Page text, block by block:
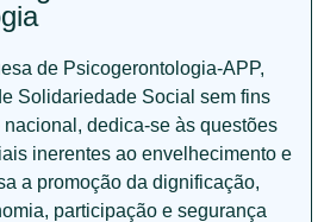
de Psicogerontologia-APP,
Solidariedade Social sem fins
nacional, dedica-se às questões
inerentes ao envelhecimento e
a promoção da dignificação,
participação e segurança